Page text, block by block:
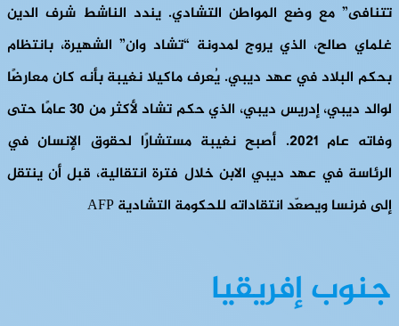
تتنافى” مع وضع المواطن التشادي. يندد الناشط شرف الدين
غلماي صالح، الذي يروج لمدونة “تشاد وان” الشهيرة، بانتظام
بحكم البلاد في عهد ديبي. يُعرف ماكيلا نغيبة بأنه كان معارضًا
لوالد ديبي، إدريس ديبي، الذي حكم تشاد لأكثر من 30 عامًا حتى
وفاته عام 2021. أصبح نغيبة مستشارًا لحقوق الإنسان في
الرئاسة في عهد ديبي الابن خلال فترة انتقالية، قبل أن ينتقل
إلى فرنسا ويصعّد انتقاداته للحكومة التشادية AFP
جنوب إفريقيا